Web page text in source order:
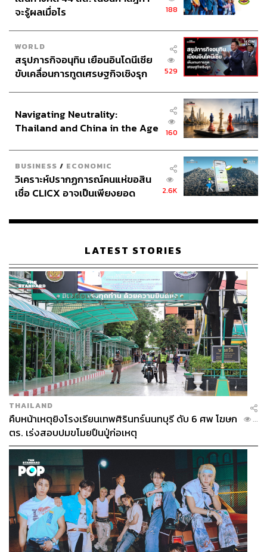
จะรู้ผลเมื่อไร
188
WORLD
สรุปภารกิจอนุทิน เยือนอินโดนีเซีย
ขับเคลื่อนการทูตเศรษฐกิจเชิงรุก
529
Navigating Neutrality:
Thailand and China in the Age
160
BUSINESS / ECONOMIC
วิเคราะห์ปรากฏการณ์คนแห่ขอสิน
เชื่อ CLICX อาจเป็นเพียงยอด
เรือนไทยที่ถูกซุกไว้
2.6K
LATEST STORIES
THAILAND
คืบหน้าเหตุยิงโรงเรียนเทพศิรินทร์นนทบุรี ดับ 6 ศพ โฆษก
ตร. เร่งสอบปมขโมยปืนปู่ก่อเหตุ
...